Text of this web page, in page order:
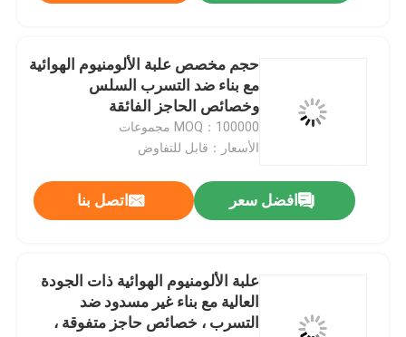
آلة تعبئة الهباء الجويحجم مخصص علبة الألومنيوم الهوائية
مع بناء ضد التسرب السلس
وخصائص الحاجز الفائقة
MOQ：100000 مجموعات
الأسعار：قابل للتفاوض
افضل سعر اتصل بنا
علبة الألومنيوم الهوائية ذات الجودة
العالية مع بناء غير مسدود ضد
التسرب ، خصائص حاجز متفوقة ،